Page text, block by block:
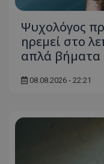
Ψυχολόγος
ηρεμεί στο
απλά βήματα
08.08.2026 - 22:21